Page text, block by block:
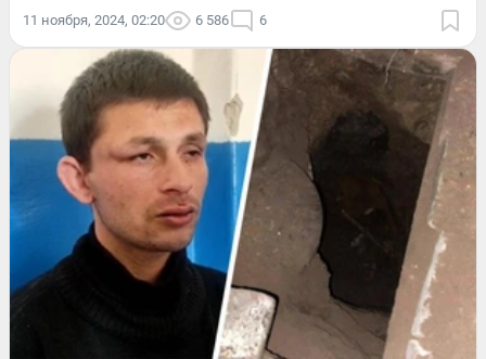
11 ноября, 2024, 02:20 6 586 6